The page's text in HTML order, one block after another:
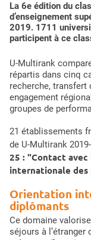
La 6e édition du
d’enseignement
2019. 1711
participent à ce
U-Multirank
répartis dans cinq
recherche,
engagement
groupes de
21 établissements
de U-Multirank
25 : "Contact
internationale des
Orientation
diplômants
Ce domaine
séjours à